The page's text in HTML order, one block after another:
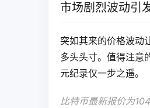
市场剧烈波动引
突如其来的价格波动
多头头寸。值得注意
元纪录仅一步之遥。
比特币最新报价为